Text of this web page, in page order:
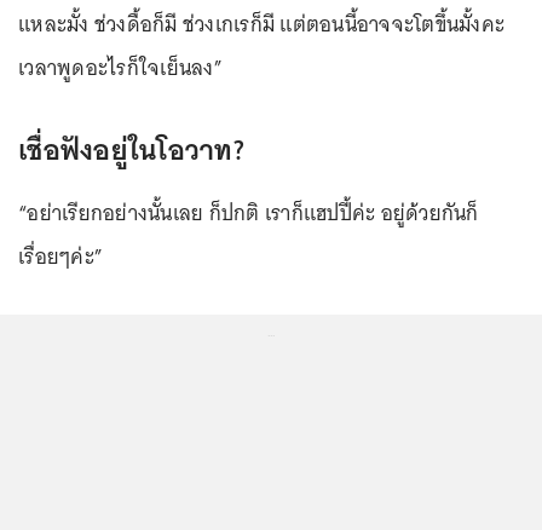
แหละมั้ง ช่วงดื้อก็มี ช่วงเกเรก็มี แต่ตอนนี้อาจจะโตขึ้นมั้งคะ
เวลาพูดอะไรก็ใจเย็นลง”
เชื่อฟังอยู่ในโอวาท?
“อย่าเรียกอย่างนั้นเลย ก็ปกติ เราก็แฮปปี้ค่ะ อยู่ด้วยกันก็
เรื่อยๆค่ะ”